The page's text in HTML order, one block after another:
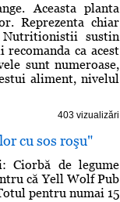
Aceasta planta
Reprezenta chiar
sustin
ca acest
sunt numeroase,
aliment, nivelul
403 vizualizări
cu sos roşu"
Ciorbă de legume
că Yell Wolf Pub
pentru numai 15